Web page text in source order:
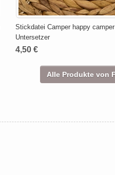
Stickdatei Camper happy
Untersetzer
4,50 €
Alle Produkte von